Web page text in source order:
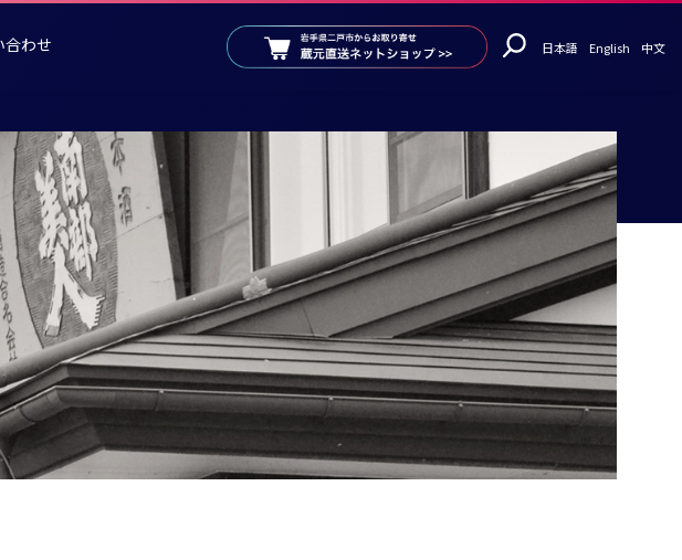
合わせ 日本語 English 中文